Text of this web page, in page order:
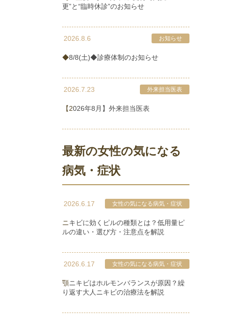
更”と“臨時休診”のお知らせ
2026.8.6 お知らせ
◆8/8(土)◆診療体制のお知らせ
2026.7.23 外来担当医表
【2026年8月】外来担当医表
最新の女性の気になる
病気・症状
2026.6.17 女性の気になる病気・症状
ニキビに効くピルの種類とは？低用量ピ
ルの違い・選び方・注意点を解説
2026.6.17 女性の気になる病気・症状
顎ニキビはホルモンバランスが原因？繰
り返す大人ニキビの治療法を解説